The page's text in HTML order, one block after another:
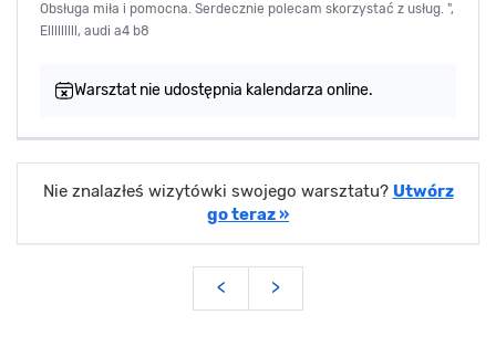
Obsługa miła i pomocna. Serdecznie polecam skorzystać z usług. ",
Elllllllll, audi a4 b8
Warsztat nie udostępnia kalendarza online.
Nie znalazłeś wizytówki swojego warsztatu? Utwórz
go teraz »
< >